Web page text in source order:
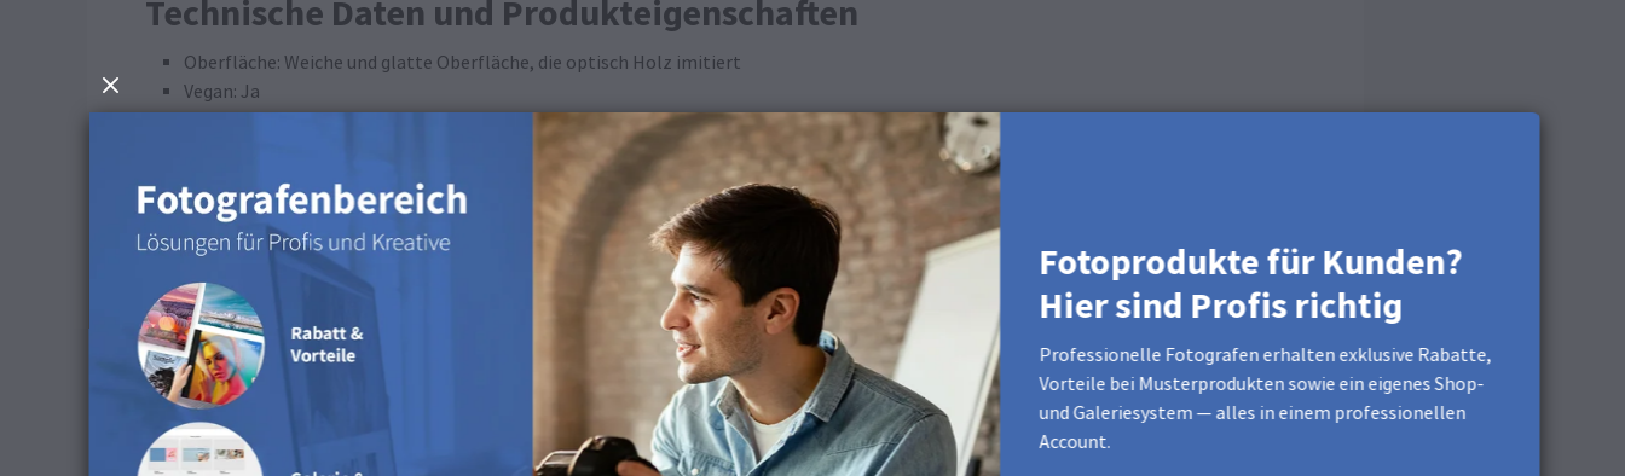
Technische Daten und Produkteigenschaften
Oberfläche: Weiche und glatte Oberfläche, die optisch Holz imitiert
Vegan: Ja
Material: 57 % Polyurethan und 43 % Viskose
Farbcode der Schrift im Musterset: R: 247 G: 227 B: 197 #f7e3c5
Hinweise zur Reinigung
Du kannst ein feuchtes oder trockenes Mikrofasertuch verwenden, um diese Oberfläche zu reinigen.
Verfügbar in den folgenden Produkten
Dieses Produkt ist für Fotobücher erhältlich.
Fotoprodukte für Kunden?
Hier sind Profis richtig
Professionelle Fotografen erhalten exklusive Rabatte,
Vorteile bei Musterprodukten sowie ein eigenes Shop-
und Galeriesystem — alles in einem professionellen
Account.